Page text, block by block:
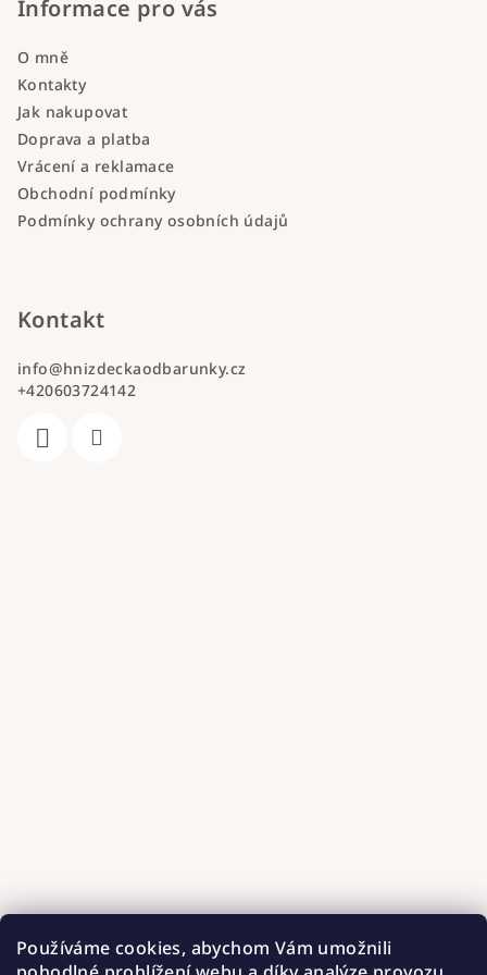
Používáme cookies, abychom Vám umožnili
Informace pro vás
O mně
Kontakty
Jak nakupovat
Doprava a platba
Vrácení a reklamace
Obchodní podmínky
Podmínky ochrany osobních údajů
Kontakt
info@hnizdeckaodbarunky.cz
+420603724142